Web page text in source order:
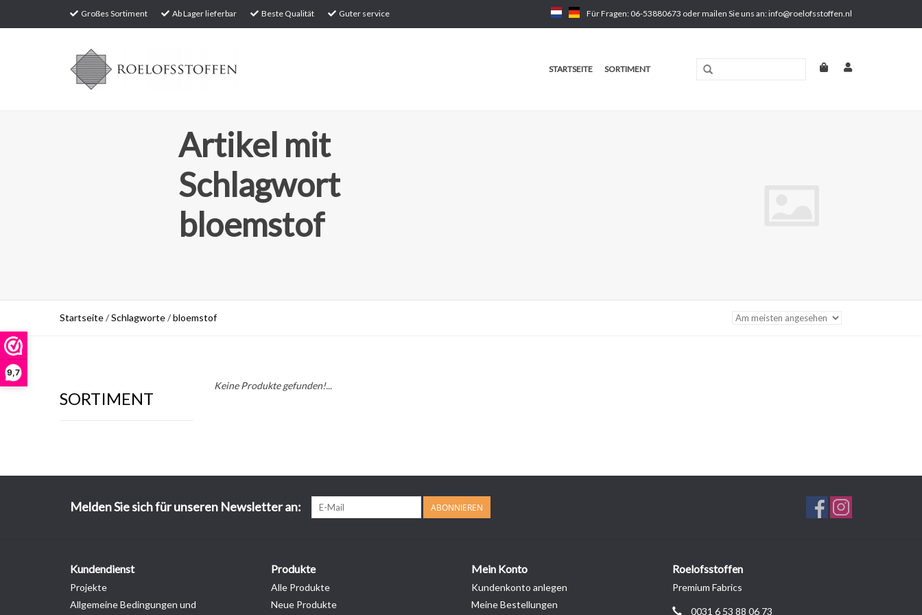
9,7
Großes Sortiment Ab Lager lieferbar Beste Qualität Guter service Für Fragen: 06-53880673 oder mailen Sie uns an:info@roelofsstoffen.nl
STARTSEITE SORTIMENT
Artikel mit
Schlagwort
bloemstof
Startseite/Schlagworte/bloemstof
SORTIMENT
Keine Produkte gefunden!...
Melden Sie sich für unseren Newsletter an: ABONNIEREN
Kundendienst
Projekte
Allgemeine Bedingungen und
Produkte
Alle Produkte
Neue Produkte
Mein Konto
Kundenkonto anlegen
Meine Bestellungen
Roelofsstoffen
Premium Fabrics
0031 6 53 88 06 73